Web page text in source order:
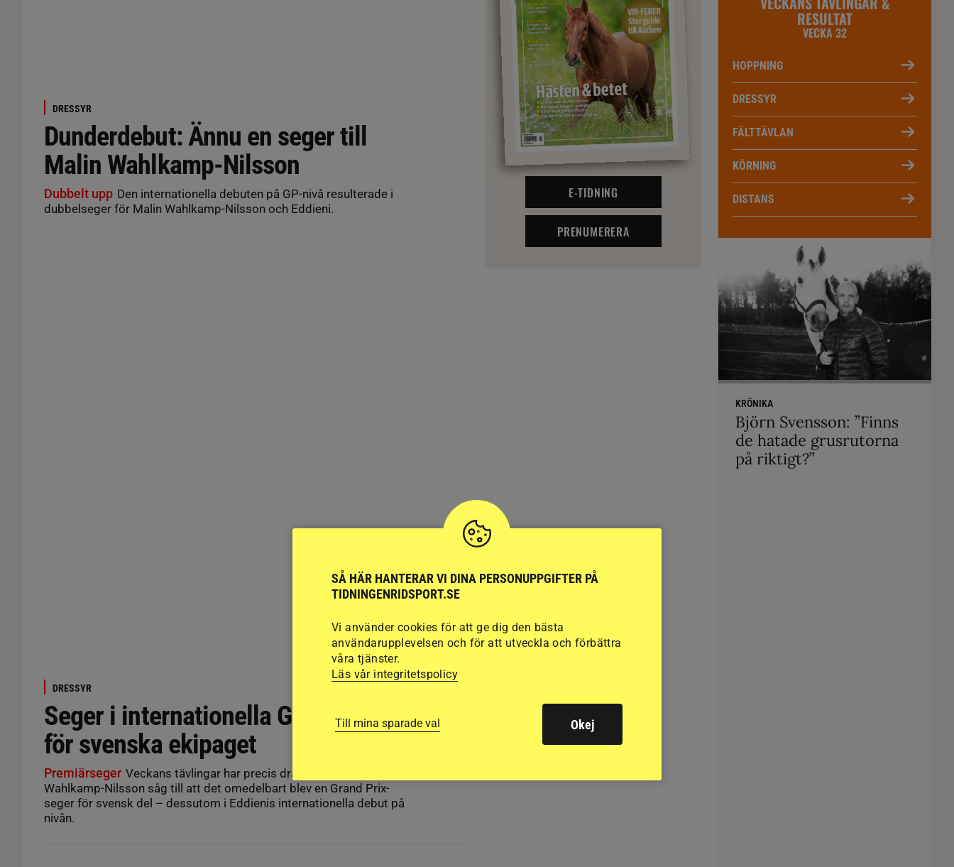
DRESSYR
Dunderdebut: Ännu en seger till
Malin Wahlkamp-Nilsson
Dubbelt upp Den internationella debuten på GP-nivå resulterade i
dubbelseger för Malin Wahlkamp-Nilsson och Eddieni.
DRESSYR
Seger i internationella GP-debuten
för svenska ekipaget
Premiärseger Veckans tävlingar har precis dragit igång. Malin
Wahlkamp-Nilsson såg till att det omedelbart blev en Grand Prix-
seger för svensk del – dessutom i Eddienis internationella debut på
nivån.
E-TIDNING
PRENUMERERA
RESULTAT
VECKA 32
HOPPNING
DRESSYR
FÄLTTÄVLAN
KÖRNING
DISTANS
KRÖNIKA
Björn Svensson: ”Finns
de hatade grusrutorna
på riktigt?”
SÅ HÄR HANTERAR VI DINA PERSONUPPGIFTER PÅ
TIDNINGENRIDSPORT.SE
Vi använder cookies för att ge dig den bästa
användarupplevelsen och för att utveckla och förbättra
våra tjänster.
Läs vår integritetspolicy
Till mina sparade val Okej